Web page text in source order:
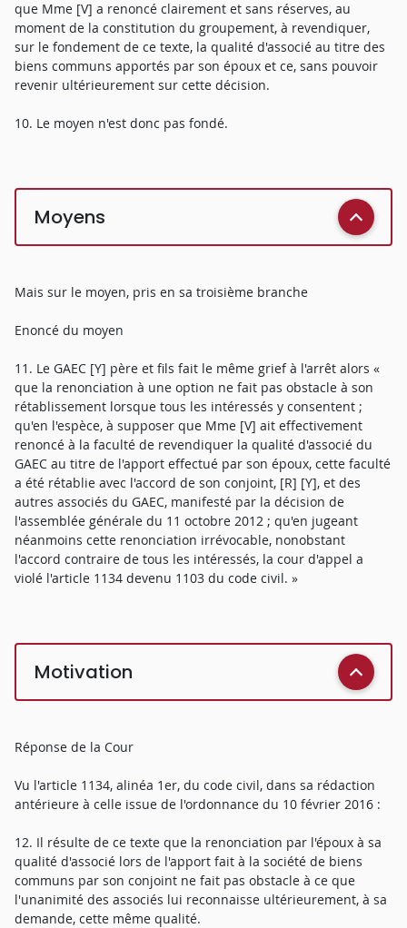
que Mme [V] a renoncé clairement et sans réserves, au
moment de la constitution du groupement, à revendiquer,
sur le fondement de ce texte, la qualité d'associé au titre des
biens communs apportés par son époux et ce, sans pouvoir
revenir ultérieurement sur cette décision.
10. Le moyen n'est donc pas fondé.
Moyens
Mais sur le moyen, pris en sa troisième branche
Enoncé du moyen
11. Le GAEC [Y] père et fils fait le même grief à l'arrêt alors «
que la renonciation à une option ne fait pas obstacle à son
rétablissement lorsque tous les intéressés y consentent ;
qu'en l'espèce, à supposer que Mme [V] ait effectivement
renoncé à la faculté de revendiquer la qualité d'associé du
GAEC au titre de l'apport effectué par son époux, cette faculté
a été rétablie avec l'accord de son conjoint, [R] [Y], et des
autres associés du GAEC, manifesté par la décision de
l'assemblée générale du 11 octobre 2012 ; qu'en jugeant
néanmoins cette renonciation irrévocable, nonobstant
l'accord contraire de tous les intéressés, la cour d'appel a
violé l'article 1134 devenu 1103 du code civil. »
Motivation
Réponse de la Cour
Vu l'article 1134, alinéa 1er, du code civil, dans sa rédaction
antérieure à celle issue de l'ordonnance du 10 février 2016 :
12. Il résulte de ce texte que la renonciation par l'époux à sa
qualité d'associé lors de l'apport fait à la société de biens
communs par son conjoint ne fait pas obstacle à ce que
l'unanimité des associés lui reconnaisse ultérieurement, à sa
demande, cette même qualité.